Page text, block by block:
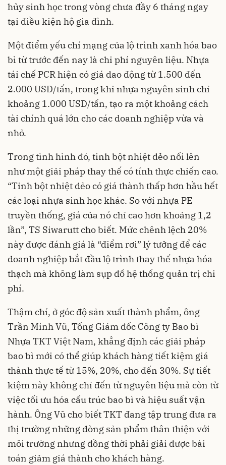
hủy sinh học trong vòng chưa đầy 6 tháng ngay
tại điều kiện hộ gia đình.
Một điểm yếu chí mạng của lộ trình xanh hóa bao
bì từ trước đến nay là chi phí nguyên liệu. Nhựa
tái chế PCR hiện có giá dao động từ 1.500 đến
2.000 USD/tấn, trong khi nhựa nguyên sinh chỉ
khoảng 1.000 USD/tấn, tạo ra một khoảng cách
tài chính quá lớn cho các doanh nghiệp vừa và
nhỏ.
Trong tình hình đó, tinh bột nhiệt dẻo nổi lên
như một giải pháp thay thế có tính thực chiến cao.
“Tinh bột nhiệt dẻo có giá thành thấp hơn hầu hết
các loại nhựa sinh học khác. So với nhựa PE
truyền thống, giá của nó chỉ cao hơn khoảng 1,2
lần”, TS Siwarutt cho biết. Mức chênh lệch 20%
này được đánh giá là “điểm rơi” lý tưởng để các
doanh nghiệp bắt đầu lộ trình thay thế nhựa hóa
thạch mà không làm sụp đổ hệ thống quản trị chi
phí.
Thậm chí, ở góc độ sản xuất thành phẩm, ông
Trần Minh Vũ, Tổng Giám đốc Công ty Bao bì
Nhựa TKT Việt Nam, khẳng định các giải pháp
bao bì mới có thể giúp khách hàng tiết kiệm giá
thành thực tế từ 15%, 20%, cho đến 30%. Sự tiết
kiệm này không chỉ đến từ nguyên liệu mà còn từ
việc tối ưu hóa cấu trúc bao bì và hiệu suất vận
hành. Ông Vũ cho biết TKT đang tập trung đưa ra
thị trường những dòng sản phẩm thân thiện với
môi trường nhưng đồng thời phải giải được bài
toán giảm giá thành cho khách hàng.